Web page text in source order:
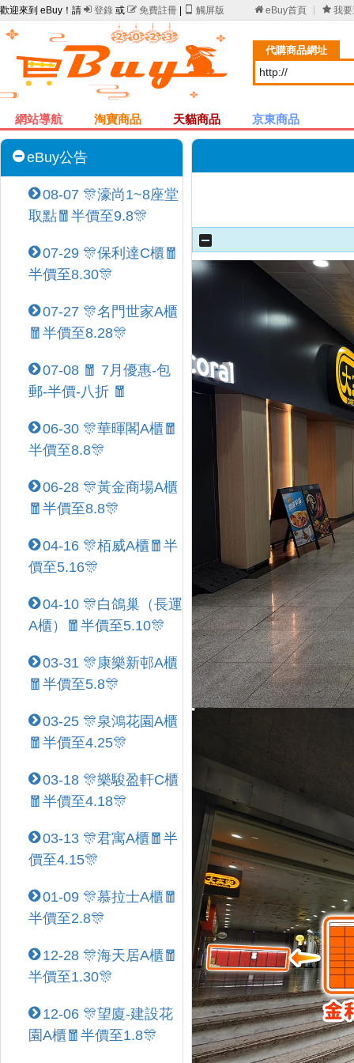
歡迎來到 eBuy！請  登錄 或  免費註冊 觸屏版 eBuy首頁  我
代購商品網址
網站導航 淘寶商品 天貓商品 京東商品
eBuy公告
08-07 🎊濠尚1~8座堂
取點🧧半價至9.8🎊
07-29 🎊保利達C櫃🧧
半價至8.30🎊
07-27 🎊名門世家A櫃
🧧半價至8.28🎊
07-08 🧧 7月優惠-包
郵-半價-八折 🧧
06-30 🎊華暉閣A櫃🧧
半價至8.8🎊
06-28 🎊黃金商場A櫃
🧧半價至8.8🎊
04-16 🎊栢威A櫃🧧半
價至5.16🎊
04-10 🎊白鴿巢（長運
A櫃）🧧半價至5.10🎊
03-31 🎊康樂新邨A櫃
🧧半價至5.8🎊
03-25 🎊泉鴻花園A櫃
🧧半價至4.25🎊
03-18 🎊樂駿盈軒C櫃
🧧半價至4.18🎊
03-13 🎊君寓A櫃🧧半
價至4.15🎊
01-09 🎊慕拉士A櫃🧧
半價至2.8🎊
12-28 🎊海天居A櫃🧧
半價至1.30🎊
12-06 🎊望廈-建設花
園A櫃🧧半價至1.8🎊